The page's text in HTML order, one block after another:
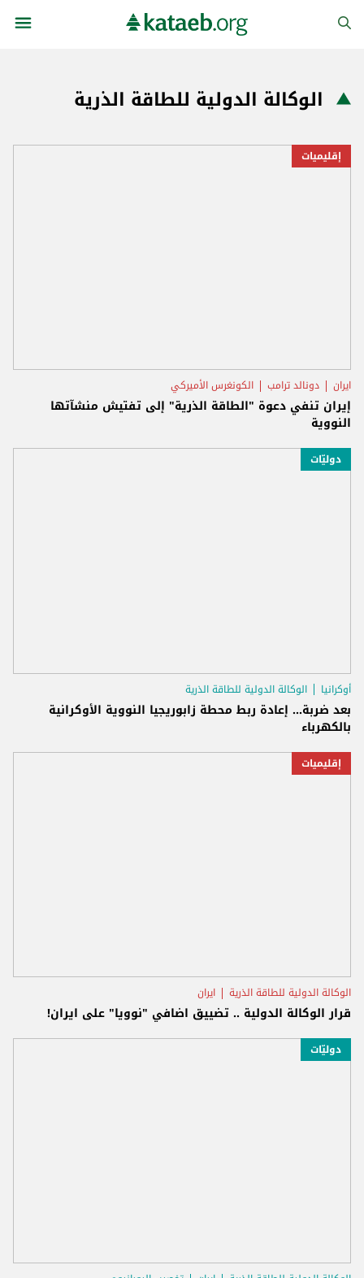
الوكالة الدولية للطاقة الذرية
إقليميات
ايران دونالد ترامب الكونغرس الأميركي
إيران تنفي دعوة "الطاقة الذرية" إلى تفتيش منشآتها
النووية
دوليّات
أوكرانيا الوكالة الدولية للطاقة الذرية
بعد ضربة... إعادة ربط محطة زابوريجيا النووية الأوكرانية
بالكهرباء
إقليميات
الوكالة الدولية للطاقة الذرية ايران
قرار الوكالة الدولية .. تضييق اضافي "نوويا" على ايران!
دوليّات